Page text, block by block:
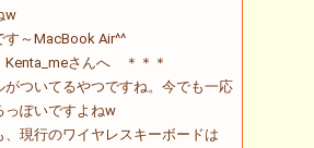
w
す～MacBook Air^^
さんへ ＊＊＊
がついてるやつですね。今でも一応
っぽいですよねw
、現行のワイヤレスキーボードは